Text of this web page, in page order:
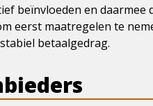
beïnvloeden en daarmee
eerst maatregelen te
betaalgedrag.